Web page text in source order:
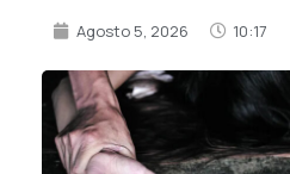
Agosto 5, 2026 10:17